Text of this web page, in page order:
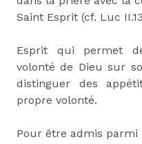
Saint Esprit (cf. Luc
Esprit qui permet
volonté de Dieu sur
distinguer des
propre volonté.
Pour être admis